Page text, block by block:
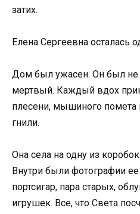
затих.
Елена Сергеевна осталась
Дом был ужасен. Он был не
мертвый. Каждый вдох
плесени, мышиного помета
гнили.
Она села на одну из
Внутри были фотографии
портсигар, пара старых,
игрушек. Все, что Света